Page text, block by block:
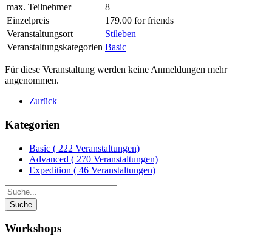
max. Teilnehmer
8
Einzelpreis
179.00 for friends
Veranstaltungsort
Stileben
Veranstaltungskategorien Basic
Für diese Veranstaltung werden keine Anmeldungen mehr
angenommen.
Zurück
Kategorien
Basic ( 222 Veranstaltungen)
Advanced ( 270 Veranstaltungen)
Expedition ( 46 Veranstaltungen)
Workshops